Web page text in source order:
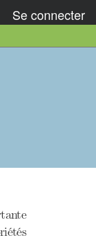
Se connecter